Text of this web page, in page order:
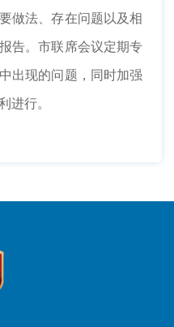
做法、存在问题以及相
告。市联席会议定期专
出现的问题，同时加强
进行。